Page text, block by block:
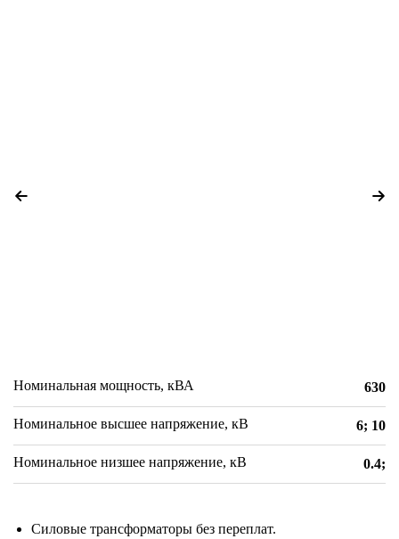
Номинальная мощность, кВА 630
Номинальное высшее напряжение, кВ 6; 10
Номинальное низшее напряжение, кВ 0.4;
Силовые трансформаторы без переплат.